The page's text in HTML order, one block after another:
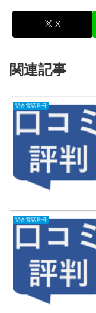
X
関連記事
闇金電話番号
闇金電話番号